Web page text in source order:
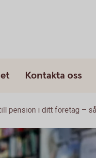
Kontakta oss
pension i ditt företag –